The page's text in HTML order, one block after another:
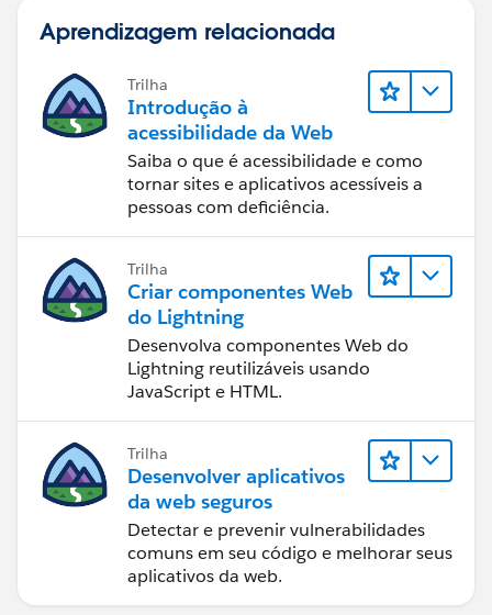
Aprendizagem relacionada
Trilha
Introdução à
acessibilidade da Web
Saiba o que é acessibilidade e como
tornar sites e aplicativos acessíveis a
pessoas com deficiência.
Trilha
Criar componentes Web
do Lightning
Desenvolva componentes Web do
Lightning reutilizáveis usando
JavaScript e HTML.
Trilha
Desenvolver aplicativos
da web seguros
Detectar e prevenir vulnerabilidades
comuns em seu código e melhorar seus
aplicativos da web.